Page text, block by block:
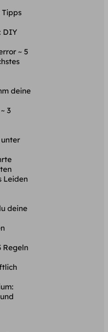
Tipps
DIY
~ 5
deine
3
Leiden
deine
Regeln